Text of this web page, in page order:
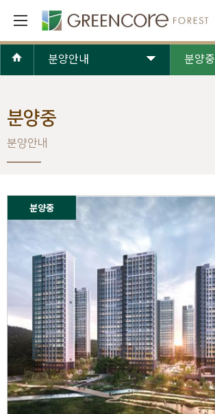
분양안내 분양중
분양중
분양안내
분양중